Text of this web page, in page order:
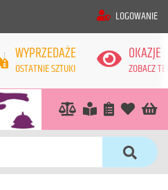
LOGOWANIE
WYPRZEDAŻE
OSTATNIE SZTUKI
OKAZJE
ZOBACZ